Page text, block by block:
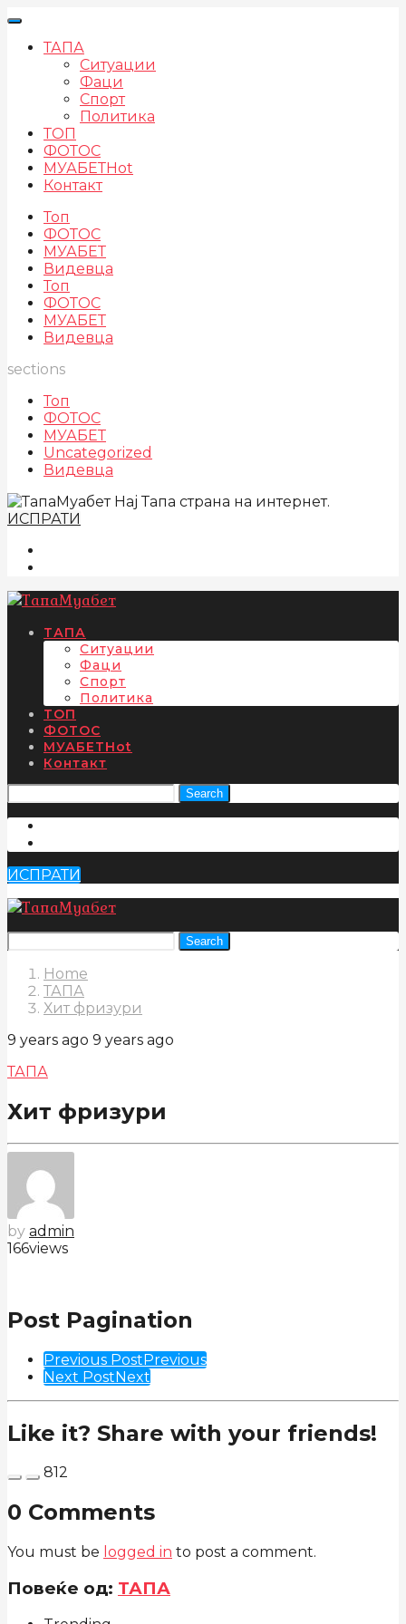
ТАПА
Ситуации
Фаци
Спорт
Политика
ТОП
ФОТОС
МУАБЕТHot
Контакт
Топ
ФОТОС
МУАБЕТ
Видевца
Топ
ФОТОС
МУАБЕТ
Видевца
sections
Топ
ФОТОС
МУАБЕТ
Uncategorized
Видевца
Нај Тапа страна на интернет.
ИСПРАТИ
ТАПА
Ситуации
Фаци
Спорт
Политика
ТОП
ФОТОС
МУАБЕТHot
Контакт
Search
ИСПРАТИ
Search
Home
ТАПА
Хит фризури
9 years ago 9 years ago
ТАПА
Хит фризури
by admin
166views
Post Pagination
Previous PostPrevious
Next PostNext
Like it? Share with your friends!
812
0 Comments
You must be logged in to post a comment.
Повеќе од: ТАПА